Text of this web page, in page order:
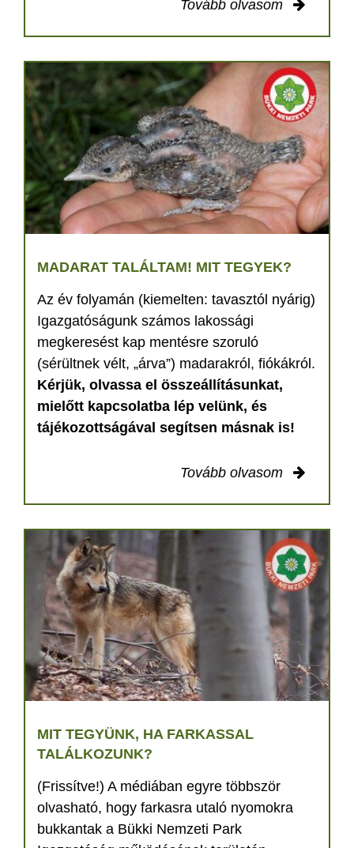
Tovább olvasom
MADARAT TALÁLTAM! MIT TEGYEK?
Az év folyamán (kiemelten: tavasztól nyárig)
Igazgatóságunk számos lakossági
megkeresést kap mentésre szoruló
(sérültnek vélt, „árva”) madarakról, fiókákról.
Kérjük, olvassa el összeállításunkat,
mielőtt kapcsolatba lép velünk, és
tájékozottságával segítsen másnak is!
Tovább olvasom
MIT TEGYÜNK, HA FARKASSAL
TALÁLKOZUNK?
(Frissítve!) A médiában egyre többször
olvasható, hogy farkasra utaló nyomokra
bukkantak a Bükki Nemzeti Park